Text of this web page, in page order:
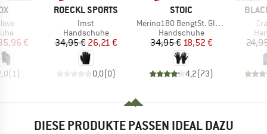
Preis
€
( 1)
MARKE
ROECKL SPORTS
Artikel
Imst
Produktgruppe
Handschuhe
Preis
34,95 €reduzierter Preis
26,21 €
0,0(0)
MARKE
STOIC
Artikel
Merino180 BengtSt. Glove
Produktgruppe
Handschuhe
Preis
34,95 €reduzierter Preis
18,52 €
4,2(73)
DIESE PRODUKTE PASSEN IDEAL DAZU